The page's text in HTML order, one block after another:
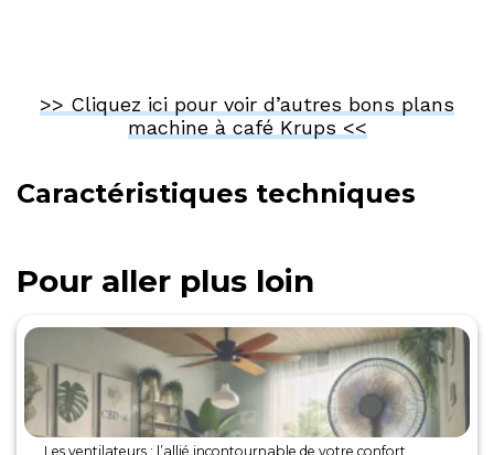
>> Cliquez ici pour voir d’autres bons plans
machine à café Krups <<
Caractéristiques techniques
Pour aller plus loin
Les ventilateurs : l’allié incontournable de votre confort